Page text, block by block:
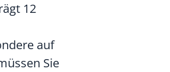
12
auf
Sie